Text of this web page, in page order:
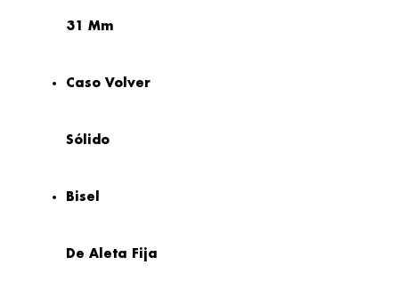
31 Mm
Caso Volver
Sólido
Bisel
De Aleta Fija